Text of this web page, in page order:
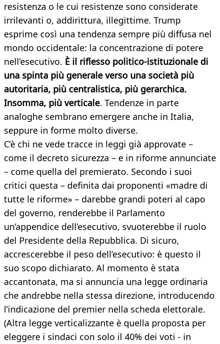
resistenza o le cui resistenze sono considerate
irrilevanti o, addirittura, illegittime. Trump
esprime così una tendenza sempre più diffusa nel
mondo occidentale: la concentrazione di potere
nell’esecutivo. È il riflesso politico-istituzionale di
una spinta più generale verso una società più
autoritaria, più centralistica, più gerarchica.
Insomma, più verticale. Tendenze in parte
analoghe sembrano emergere anche in Italia,
seppure in forme molto diverse.
C’è chi ne vede tracce in leggi già approvate –
come il decreto sicurezza – e in riforme annunciate
– come quella del premierato. Secondo i suoi
critici questa – definita dai proponenti «madre di
tutte le riforme» – darebbe grandi poteri al capo
del governo, renderebbe il Parlamento
un’appendice dell’esecutivo, svuoterebbe il ruolo
del Presidente della Repubblica. Di sicuro,
accrescerebbe il peso dell’esecutivo: è questo il
suo scopo dichiarato. Al momento è stata
accantonata, ma si annuncia una legge ordinaria
che andrebbe nella stessa direzione, introducendo
l’indicazione del premier nella scheda elettorale.
(Altra legge verticalizzante è quella proposta per
eleggere i sindaci con solo il 40% dei voti - in